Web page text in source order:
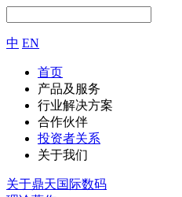
中 EN
首页
产品及服务
行业解决方案
合作伙伴
投资者关系
关于我们
关于鼎天国际数码